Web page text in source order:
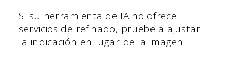
Si su herramienta de IA no ofrece
servicios de refinado, pruebe a ajustar
la indicación en lugar de la imagen.